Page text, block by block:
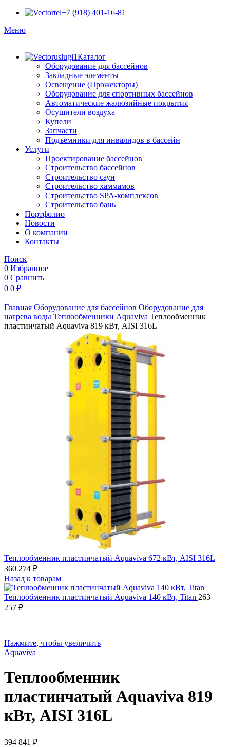
+7 (918) 401-16-81
Меню
Каталог
Оборудование для бассейнов
Закладные элементы
Освещение (Прожекторы)
Оборудование для спортивных бассейнов
Автоматические жалюзийные покрытия
Осушители воздуха
Купели
Запчасти
Подъемники для инвалидов в бассейн
Услуги
Проектирование бассейнов
Строительство бассейнов
Строительство саун
Строительство хаммамов
Строительство SPA-комплексов
Строительство бань
Портфолио
Новости
O компании
Контакты
Поиск
0 Избранное
0 Сравнить
0 0 ₽
Главная Оборудование для бассейнов Оборудование для
нагрева воды Теплообменники Aquaviva Теплообменник
пластинчатый Aquaviva 819 кВт, AISI 316L
Теплообменник пластинчатый Aquaviva 672 кВт, AISI 316L
360 274 ₽
Назад к товарам
Теплообменник пластинчатый Aquaviva 140 кВт, Titan 263
257 ₽
Нажмите, чтобы увеличить
Aquaviva
Теплообменник
пластинчатый Aquaviva 819
кВт, AISI 316L
394 841 ₽